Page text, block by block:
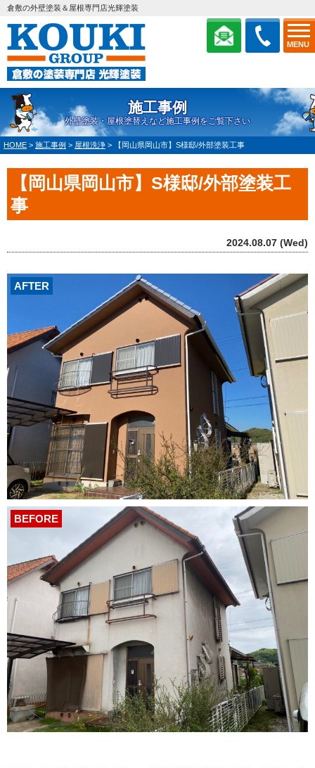
MENU
倉敷の外壁塗装＆屋根専門店光輝塗装
施工事例
外壁塗装・屋根塗替えなど施工事例をご覧下さい
HOME > 施工事例 > 屋根洗浄 > 【岡山県岡山市】S様邸/外部塗装工事
【岡山県岡山市】S様邸/外部塗装工
事
2024.08.07 (Wed)
AFTER
BEFORE